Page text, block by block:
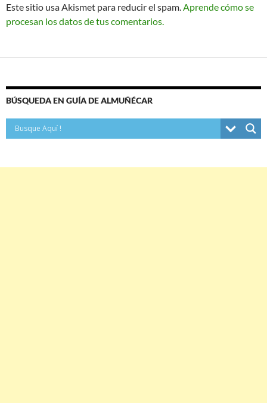
Este sitio usa Akismet para reducir el spam. Aprende cómo se
procesan los datos de tus comentarios.
BÚSQUEDA EN GUÍA DE ALMUÑÉCAR